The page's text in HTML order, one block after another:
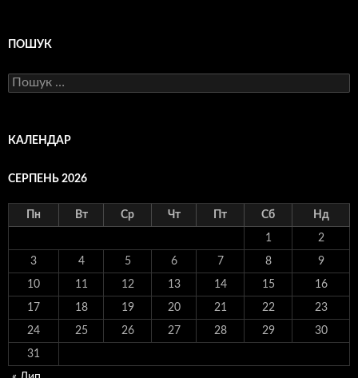
ПОШУК
Пошук:
КАЛЕНДАР
СЕРПЕНЬ 2026
Пн Вт Ср Чт Пт Сб Нд
1 2
3 4 5 6 7 8 9
10 11 12 13 14 15 16
17 18 19 20 21 22 23
24 25 26 27 28 29 30
31